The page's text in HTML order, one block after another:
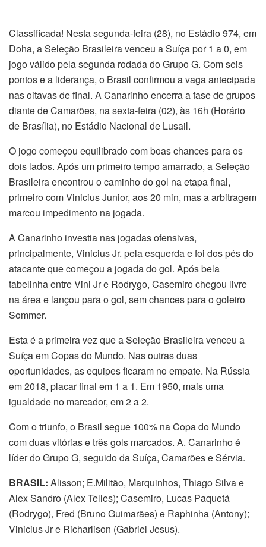
Classificada! Nesta segunda-feira (28), no Estádio 974, em
Doha, a Seleção Brasileira venceu a Suíça por 1 a 0, em
jogo válido pela segunda rodada do Grupo G. Com seis
pontos e a liderança, o Brasil confirmou a vaga antecipada
nas oitavas de final. A Canarinho encerra a fase de grupos
diante de Camarões, na sexta-feira (02), às 16h (Horário
de Brasília), no Estádio Nacional de Lusail.
O jogo começou equilibrado com boas chances para os
dois lados. Após um primeiro tempo amarrado, a Seleção
Brasileira encontrou o caminho do gol na etapa final,
primeiro com Vinicius Junior, aos 20 min, mas a arbitragem
marcou impedimento na jogada.
A Canarinho investia nas jogadas ofensivas,
principalmente, Vinicius Jr. pela esquerda e foi dos pés do
atacante que começou a jogada do gol. Após bela
tabelinha entre Vini Jr e Rodrygo, Casemiro chegou livre
na área e lançou para o gol, sem chances para o goleiro
Sommer.
Esta é a primeira vez que a Seleção Brasileira venceu a
Suíça em Copas do Mundo. Nas outras duas
oportunidades, as equipes ficaram no empate. Na Rússia
em 2018, placar final em 1 a 1. Em 1950, mais uma
igualdade no marcador, em 2 a 2.
Com o triunfo, o Brasil segue 100% na Copa do Mundo
com duas vitórias e três gols marcados. A. Canarinho é
líder do Grupo G, seguido da Suíça, Camarões e Sérvia.
BRASIL: Alisson; E.Militão, Marquinhos, Thiago Silva e
Alex Sandro (Alex Telles); Casemiro, Lucas Paquetá
(Rodrygo), Fred (Bruno Guimarães) e Raphinha (Antony);
Vinicius Jr e Richarlison (Gabriel Jesus).